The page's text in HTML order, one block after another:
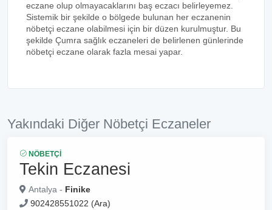
eczane olup olmayacaklarını baş eczacı belirleyemez.
Sistemik bir şekilde o bölgede bulunan her eczanenin
nöbetçi eczane olabilmesi için bir düzen kurulmuştur. Bu
şekilde Çumra sağlık eczaneleri de belirlenen günlerinde
nöbetçi eczane olarak fazla mesai yapar.
Yakındaki Diğer Nöbetçi Eczaneler
NÖBETÇI
Tekin Eczanesi
Antalya - Finike
902428551022 (Ara)